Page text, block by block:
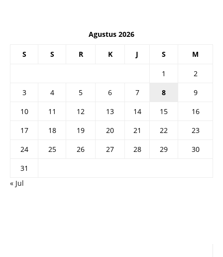
Agustus 2026
S S R K J S M
1
2
3
4 5 6 7 8
9
10
11 12 13 14 15
16
17
18 19 20 21 22
23
24
25 26 27 28 29
30
31
« Jul